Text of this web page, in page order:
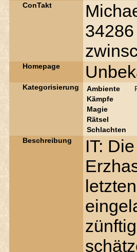
ConTakt
Homepage
Kategorisierung Ambiente
Kämpfe
Magie
Rätsel
Schlachten
Beschreibung
IT: